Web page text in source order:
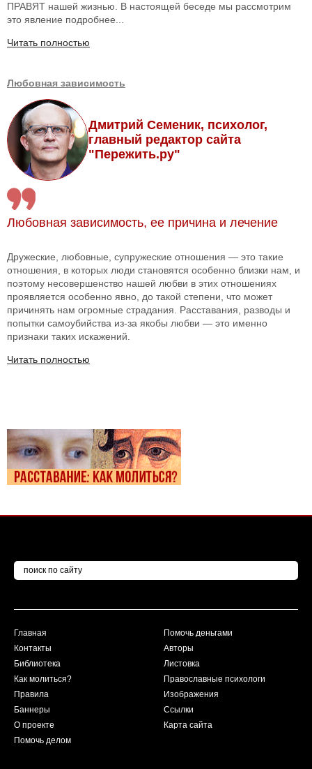
ПРАВЯТ нашей жизнью. В настоящей беседе мы рассмотрим
это явление подробнее...
Читать полностью
Любовная зависимость
Дмитрий Семеник, психолог,
главный редактор сайта
"Пережить.ру"
Любовная зависимость, ее причина и лечение
Дружеские, любовные, супружеские отношения — это такие
отношения, в которых люди становятся особенно близки нам, и
поэтому несовершенство нашей любви в этих отношениях
проявляется особенно явно, до такой степени, что может
причинять нам огромные страдания. Расставания, разводы и
попытки самоубийства из-за якобы любви — это именно
признаки таких искажений.
Читать полностью
Главная
Контакты
Библиотека
Как молиться?
Правила
Баннеры
О проекте
Помочь делом
Помочь деньгами
Авторы
Листовка
Православные психологи
Изображения
Ссылки
Карта сайта